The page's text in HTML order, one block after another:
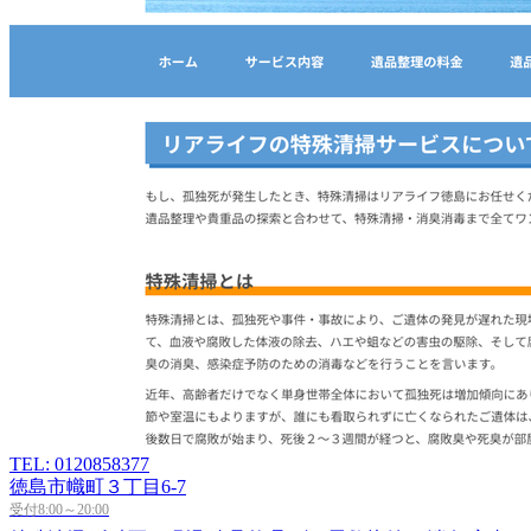
TEL: 0120858377
徳島市幟町３丁目6-7
受付8:00～20:00